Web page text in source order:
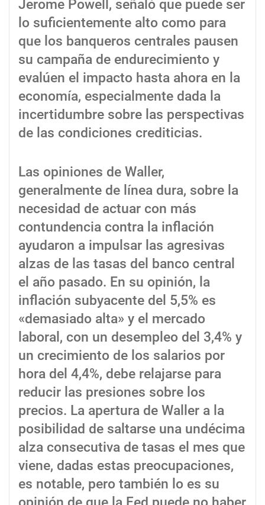
Jerome Powell, señaló que puede ser
lo suficientemente alto como para
que los banqueros centrales pausen
su campaña de endurecimiento y
evalúen el impacto hasta ahora en la
economía, especialmente dada la
incertidumbre sobre las perspectivas
de las condiciones crediticias.
Las opiniones de Waller,
generalmente de línea dura, sobre la
necesidad de actuar con más
contundencia contra la inflación
ayudaron a impulsar las agresivas
alzas de las tasas del banco central
el año pasado. En su opinión, la
inflación subyacente del 5,5% es
«demasiado alta» y el mercado
laboral, con un desempleo del 3,4% y
un crecimiento de los salarios por
hora del 4,4%, debe relajarse para
reducir las presiones sobre los
precios. La apertura de Waller a la
posibilidad de saltarse una undécima
alza consecutiva de tasas el mes que
viene, dadas estas preocupaciones,
es notable, pero también lo es su